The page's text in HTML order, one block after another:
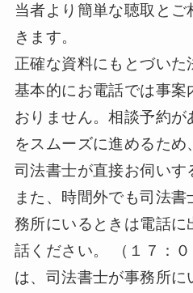
当者より簡単な聴取と
きます。
正確な資料にもとづい
基本的にお電話では事案
おりません。相談予約
をスムーズに進めるた
司法書士が直接お伺いす
また、時間外でも司法
務所にいるときは電話に
話ください。 （１７：
は、司法書士が事務所に